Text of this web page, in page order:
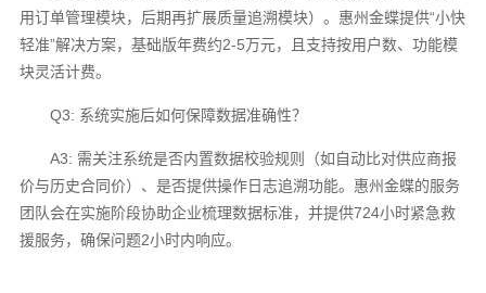
用订单管理模块，后期再扩展质量追溯模块）。惠州金蝶提供“小快
轻准”解决方案，基础版年费约2-5万元，且支持按用户数、功能模
块灵活计费。
Q3: 系统实施后如何保障数据准确性？
A3: 需关注系统是否内置数据校验规则（如自动比对供应商报
价与历史合同价）、是否提供操作日志追溯功能。惠州金蝶的服务
团队会在实施阶段协助企业梳理数据标准，并提供724小时紧急救
援服务，确保问题2小时内响应。